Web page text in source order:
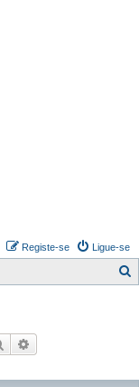
Ligue-se
Registe-se
i
Pesquisar